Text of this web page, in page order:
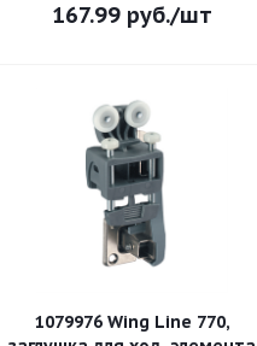
167.99 руб./шт
1079976 Wing Line 770,